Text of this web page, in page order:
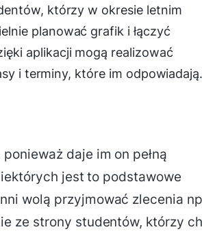
którzy w okresie letnim
planować grafik i łączyć
aplikacji mogą realizować
i terminy, które im odpowiadają.
daje im on pełną
jest to podstawowe
wolą przyjmować zlecenia
ze strony studentów, którzy